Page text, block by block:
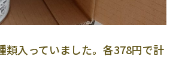
入っていました。各378円で計